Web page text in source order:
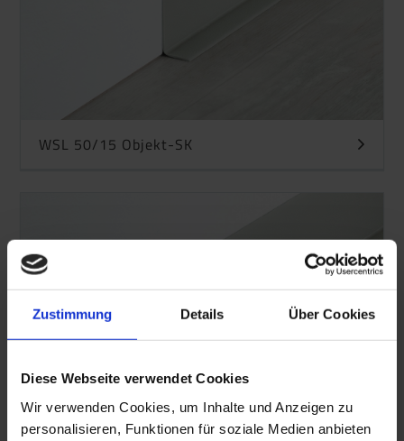
Zustimmung Details Über Cookies
Diese Webseite verwendet Cookies
Wir verwenden Cookies, um Inhalte und Anzeigen zu
personalisieren, Funktionen für soziale Medien anbieten
WSL 50/15 Objekt-SK